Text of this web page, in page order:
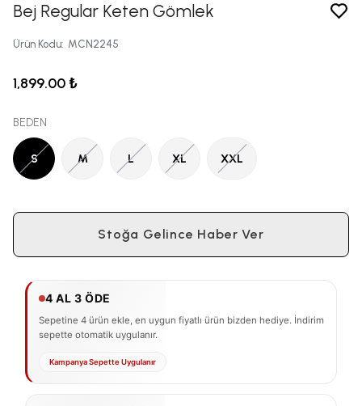
Bej Regular Keten Gömlek
Ürün Kodu: MCN2245
1,899.00 ₺
BEDEN
S M L XL XXL
Stoğa Gelince Haber Ver
4 AL 3 ÖDE
Sepetine 4 ürün ekle, en uygun fiyatlı ürün bizden hediye. İndirim
sepette otomatik uygulanır.
Kampanya Sepette Uygulanır